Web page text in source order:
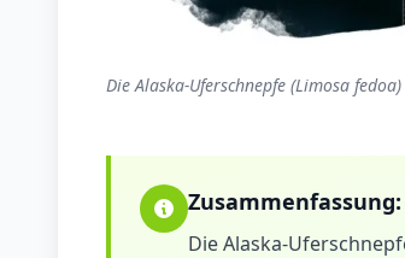
Die Alaska-Uferschnepfe (Limosa
Zusammenfassung:
Die Alaska-